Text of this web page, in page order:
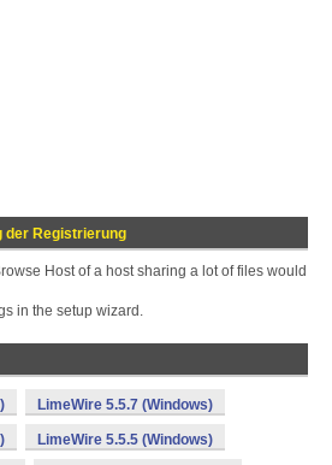
der Registrierung
Host of a host sharing a lot of files would
in the setup wizard.
LimeWire 5.5.7 (Windows)
LimeWire 5.5.5 (Windows)